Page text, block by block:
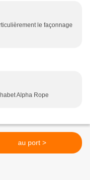
le façonnage
Alpha Rope
au port >